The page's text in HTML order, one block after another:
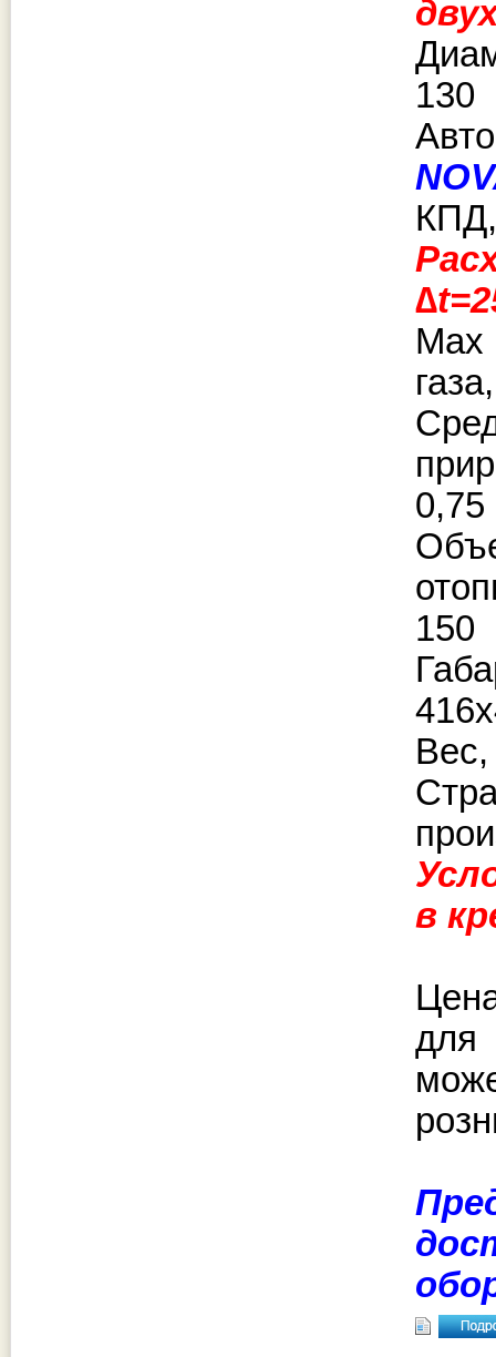
130
0,75
150
Вес,
в
для